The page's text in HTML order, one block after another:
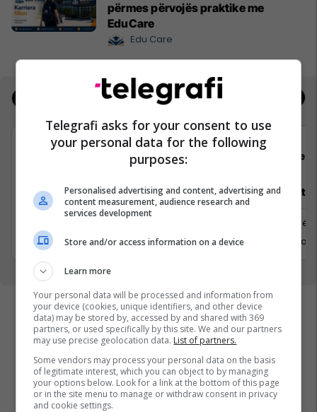
përmes përvojës praktike me
EduCare
Edu Care
Real Estate
Recepsionist/e
31 Gusht 2026
Architect
Prishtinë
6 Shtator
Telegrafi asks for your consent to use
your personal data for the following
purposes:
Personalised advertising and content, advertising and
content measurement, audience research and
services development
Store and/or access information on a device
Learn more
Your personal data will be processed and information from
your device (cookies, unique identifiers, and other device
data) may be stored by, accessed by and shared with 369
partners, or used specifically by this site. We and our partners
may use precise geolocation data. List of partners.
Some vendors may process your personal data on the basis
of legitimate interest, which you can object to by managing
your options below. Look for a link at the bottom of this page
or in the site menu to manage or withdraw consent in privacy
and cookie settings.